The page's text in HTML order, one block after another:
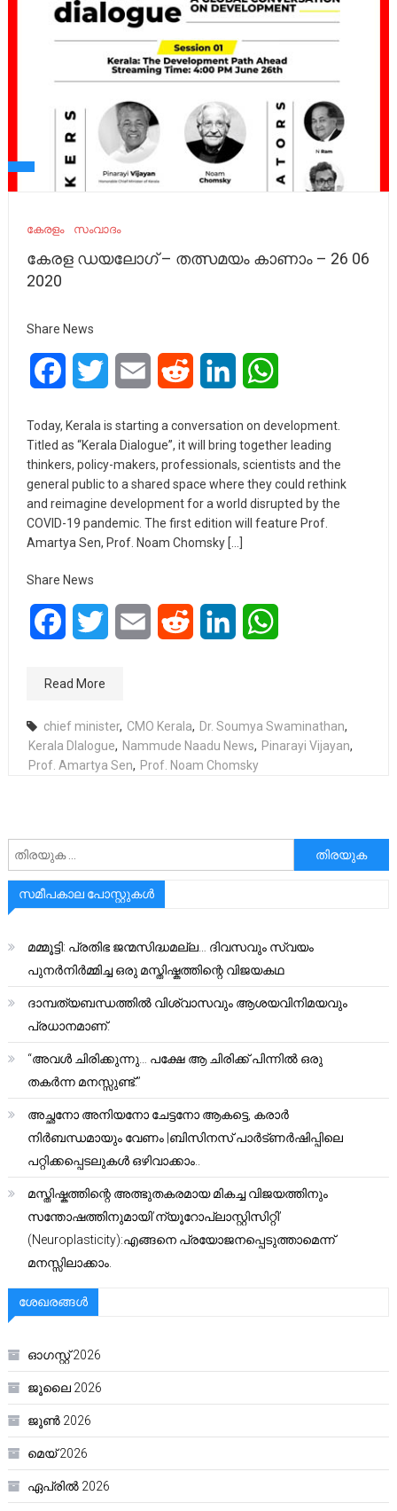
കേരളം സംവാദം
കേരള ഡയലോഗ് – തത്സമയം കാണാം – 26 06
2020
Share News
FacebookTwitter Email Reddit LinkedIn
Today, Kerala is starting a conversation on development.
Titled as “Kerala Dialogue”, it will bring together leading
thinkers, policy-makers, professionals, scientists and the
general public to a shared space where they could rethink
and reimagine development for a world disrupted by the
COVID-19 pandemic. The first edition will feature Prof.
Amartya Sen, Prof. Noam Chomsky […]
Share News
FacebookTwitter Email Reddit LinkedIn
Read More
chief minister, CMO Kerala, Dr. Soumya Swaminathan,
Kerala DIalogue, Nammude Naadu News, Pinarayi Vijayan,
Prof. Amartya Sen, Prof. Noam Chomsky
അനേഷിക്കുക
സമീപകാല പോസ്റ്റുകൾ
മമ്മൂട്ടി: പ്രതിഭ ജന്മസിദ്ധമല്ല… ദിവസവും സ്വയം
പുനർനിർമ്മിച്ച ഒരു മസ്തിഷ്കത്തിന്റെ വിജയകഥ
ദാമ്പത്യബന്ധത്തിൽ വിശ്വാസവും ആശയവിനിമയവും
പ്രധാനമാണ്.
“അവൾ ചിരിക്കുന്നു… പക്ഷേ ആ ചിരിക്ക് പിന്നിൽ ഒരു
തകർന്ന മനസ്സുണ്ട്.”
അച്ഛനോ അനിയനോ ചേട്ടനോ ആകട്ടെ, കരാർ
നിർബന്ധമായും വേണം |ബിസിനസ് പാർട്ണർഷിപ്പിലെ
പറ്റിക്കപ്പെടലുകൾ ഒഴിവാക്കാം..
മസ്തിഷ്കത്തിന്റെ അത്ഭുതകരമായ മികച്ച വിജയത്തിനും
സന്തോഷത്തിനുമായി’ന്യൂറോപ്ലാസ്റ്റിസിറ്റി’
(Neuroplasticity):എങ്ങനെ പ്രയോജനപ്പെടുത്താമെന്ന്
മനസ്സിലാക്കാം.
ശേഖരങ്ങൾ
ഓഗസ്റ്റ്‌ 2026
ജൂലൈ 2026
ജൂൺ 2026
മെയ്‌ 2026
ഏപ്രിൽ 2026